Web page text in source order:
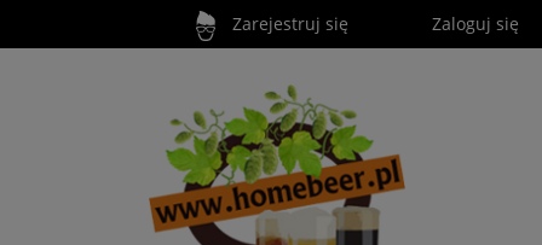
Zarejestruj się Zaloguj się